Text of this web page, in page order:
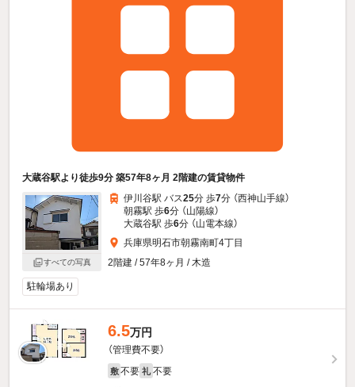
大蔵谷駅より徒歩9分 築57年8ヶ月 2階建の賃貸物件
すべての写真
伊川谷駅 バス25分 歩7分 （西神山手線）
朝霧駅 歩6分 （山陽線）
大蔵谷駅 歩6分 （山電本線）
兵庫県明石市朝霧南町4丁目
2階建 / 57年8ヶ月 / 木造
駐輪場あり
6.5万円
（管理費不要）
敷 不要 礼 不要